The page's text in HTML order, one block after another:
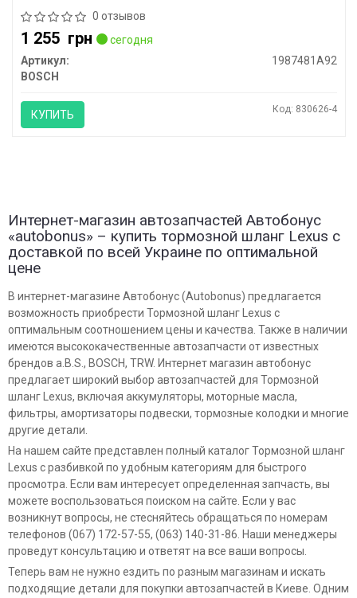
0 отзывов
1 255 грн
сегодня
Артикул:
1987481A92
BOSCH
КУПИТЬ Код: 830626-4
Интернет-магазин автозапчастей Автобонус
«autobonus» – купить тормозной шланг Lexus с
доставкой по всей Украине по оптимальной
цене
В интернет-магазине Автобонус (Autobonus) предлагается
возможность приобрести Тормозной шланг Lexus с
оптимальным соотношением цены и качества. Также в наличии
имеются высококачественные автозапчасти от известных
брендов a.B.S., BOSCH, TRW. Интернет магазин автобонус
предлагает широкий выбор автозапчастей для Тормозной
шланг Lexus, включая аккумуляторы, моторные масла,
фильтры, амортизаторы подвески, тормозные колодки и многие
другие детали.
На нашем сайте представлен полный каталог Тормозной шланг
Lexus с разбивкой по удобным категориям для быстрого
просмотра. Если вам интересует определенная запчасть, вы
можете воспользоваться поиском на сайте. Если у вас
возникнут вопросы, не стесняйтесь обращаться по номерам
телефонов (067) 172-57-55, (063) 140-31-86. Наши менеджеры
проведут консультацию и ответят на все ваши вопросы.
Теперь вам не нужно ездить по разным магазинам и искать
подходящие детали для покупки автозапчастей в Киеве. Одним